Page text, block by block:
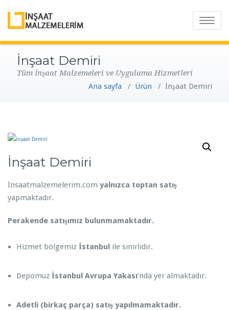
T
e
g
İnşaat Demiri
Tüm İnşaat Malzemeleri ve Uygulama Hizmetleri
Ana sayfa / Ürün / İnşaat Demiri
İnşaat Demiri
İnsaatmalzemelerim.com yalnızca toptan satış
yapmaktadır.
Perakende satışımız bulunmamaktadır.
Hizmet bölgemiz İstanbul ile sınırlıdır.
Depomuz İstanbul Avrupa Yakası’nda yer almaktadır.
Adetli (birkaç parça) satış yapılmamaktadır.